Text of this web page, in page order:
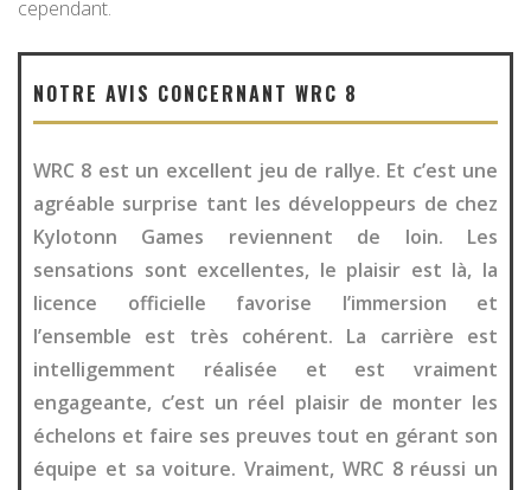
cependant.
NOTRE AVIS CONCERNANT WRC 8
WRC 8 est un excellent jeu de rallye. Et c’est une
agréable surprise tant les développeurs de chez
Kylotonn Games reviennent de loin. Les
sensations sont excellentes, le plaisir est là, la
licence officielle favorise l’immersion et
l’ensemble est très cohérent. La carrière est
intelligemment réalisée et est vraiment
engageante, c’est un réel plaisir de monter les
échelons et faire ses preuves tout en gérant son
équipe et sa voiture. Vraiment, WRC 8 réussi un